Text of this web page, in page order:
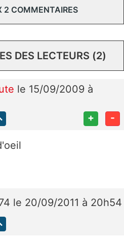
2 COMMENTAIRES
DES LECTEURS (2)
le 15/09/2009 à
+ -
le 20/09/2011 à 20h54